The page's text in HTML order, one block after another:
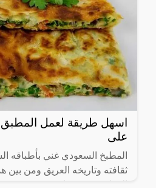
اسهل طريقة لعمل
على
المطبخ السعودي غني بأطباقه
ثقافته وتاريخه العريق ومن بين